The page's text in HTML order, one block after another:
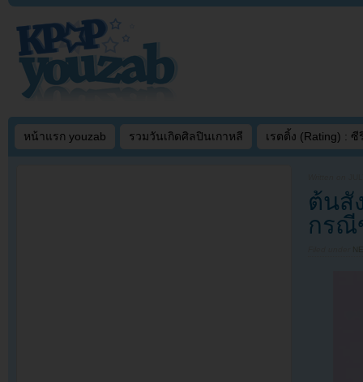
หน้าแรก youzab รวมวันเกิดศิลปินเกาหลี เรตติ้ง (Rating) : ซี
ต้นสั
กรณี